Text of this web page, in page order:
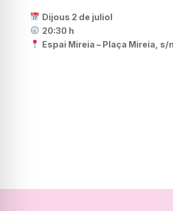
Dijous 2 de juliol
20:30 h
Espai Mireia – Plaça Mireia,